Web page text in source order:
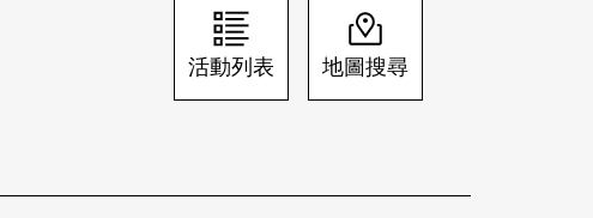
活動列表 地圖搜尋